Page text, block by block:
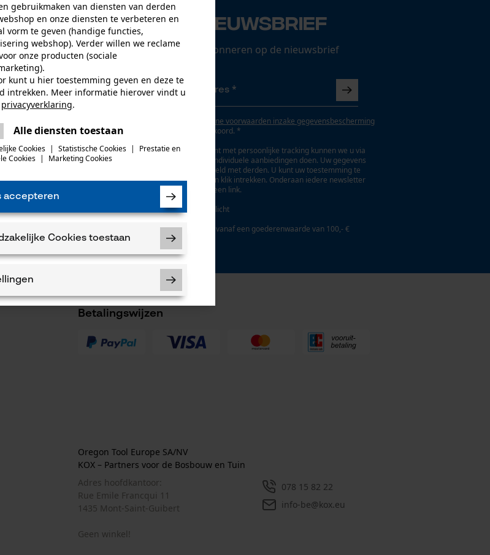
Nieuwsbrief
Nu abonneren op de nieuwsbrief
Algemene voorwaarden inzake gegevensbescherming
gelezen en ga akkoord. *
Wanneer u instemt met persoonlijke tracking kunnen we u via
onze newsletter individuele aanbiedingen doen. Uw gegevens
worden niet gedeeld met derden. U kunt uw toestemming te
allen tijde met een klik intrekken. Onderaan iedere newsletter
vindt u daarvoor een link.
* velden zijn verplicht
*** Inwisselbaar vanaf een goederenwaarde van 100,- €
Betalingswijzen
Oregon Tool Europe SA/NV
KOX – Partners voor de Bosbouw en Tuin
Adres hoofdkantoor:
Rue Emile Francqui 11
1435 Mont-Saint-Guibert
Geen winkel!
078 15 82 22
info-be@kox.eu
gebruikmaken van diensten van derden
en onze diensten te verbeteren en
vorm te geven (handige functies,
webshop). Verder willen we reclame
onze producten (sociale
kunt u hier toestemming geven en deze te
intrekken. Meer informatie hierover vindt u
privacyverklaring.
Alle diensten toestaan
Cookies | Statistische Cookies |
Prestatie en
Cookies | Marketing Cookies
accepteren
Cookies toestaan
Cookies
te proberen.